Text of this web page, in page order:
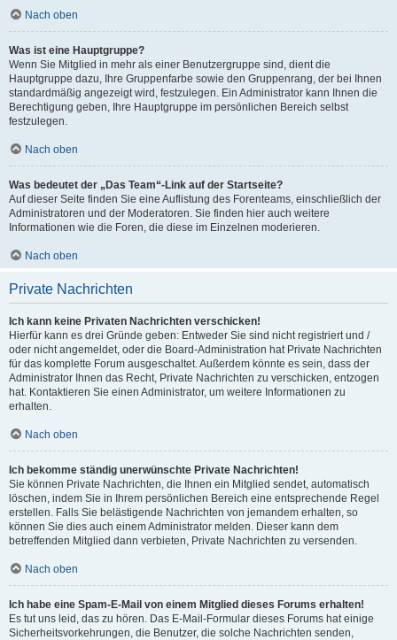
Nach oben
Was ist eine Hauptgruppe?
Wenn Sie Mitglied in mehr als einer Benutzergruppe sind, dient die
Hauptgruppe dazu, Ihre Gruppenfarbe sowie den Gruppenrang, der bei Ihnen
standardmäßig angezeigt wird, festzulegen. Ein Administrator kann Ihnen die
Berechtigung geben, Ihre Hauptgruppe im persönlichen Bereich selbst
festzulegen.
Nach oben
Was bedeutet der „Das Team“-Link auf der Startseite?
Auf dieser Seite finden Sie eine Auflistung des Forenteams, einschließlich der
Administratoren und der Moderatoren. Sie finden hier auch weitere
Informationen wie die Foren, die diese im Einzelnen moderieren.
Nach oben
Private Nachrichten
Ich kann keine Privaten Nachrichten verschicken!
Hierfür kann es drei Gründe geben: Entweder Sie sind nicht registriert und /
oder nicht angemeldet, oder die Board-Administration hat Private Nachrichten
für das komplette Forum ausgeschaltet. Außerdem könnte es sein, dass der
Administrator Ihnen das Recht, Private Nachrichten zu verschicken, entzogen
hat. Kontaktieren Sie einen Administrator, um weitere Informationen zu
erhalten.
Nach oben
Ich bekomme ständig unerwünschte Private Nachrichten!
Sie können Private Nachrichten, die Ihnen ein Mitglied sendet, automatisch
löschen, indem Sie in Ihrem persönlichen Bereich eine entsprechende Regel
erstellen. Falls Sie belästigende Nachrichten von jemandem erhalten, so
können Sie dies auch einem Administrator melden. Dieser kann dem
betreffenden Mitglied dann verbieten, Private Nachrichten zu versenden.
Nach oben
Ich habe eine Spam-E-Mail von einem Mitglied dieses Forums erhalten!
Es tut uns leid, das zu hören. Das E-Mail-Formular dieses Forums hat einige
Sicherheitsvorkehrungen, die Benutzer, die solche Nachrichten senden,